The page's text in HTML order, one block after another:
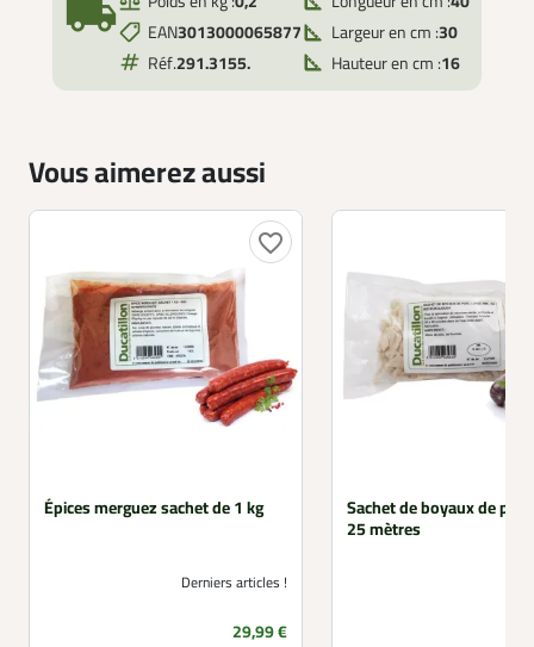
local_shipping
EAN3013000065877
Réf.291.3155.
Largeur en cm :30
Hauteur en cm :16
Vous aimerez aussi
favorite_border
Épices merguez sachet de 1 kg
Derniers articles !
Prix
29,99 €
Sachet de boyaux de
25 mètres